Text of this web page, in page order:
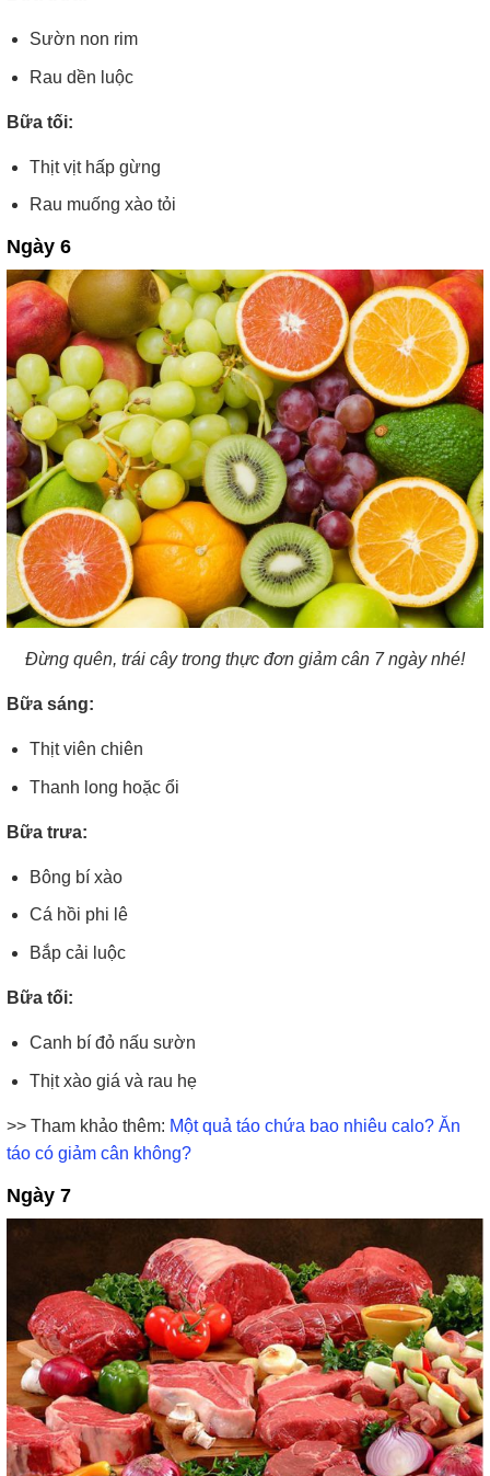
Sườn non rim
Rau dền luộc
Bữa tối:
Thịt vịt hấp gừng
Rau muống xào tỏi
Ngày 6
Đừng quên, trái cây trong thực đơn giảm cân 7 ngày nhé!
Bữa sáng:
Thịt viên chiên
Thanh long hoặc ổi
Bữa trưa:
Bông bí xào
Cá hồi phi lê
Bắp cải luộc
Bữa tối:
Canh bí đỏ nấu sườn
Thịt xào giá và rau hẹ
>> Tham khảo thêm: Một quả táo chứa bao nhiêu calo? Ăn
táo có giảm cân không?
Ngày 7